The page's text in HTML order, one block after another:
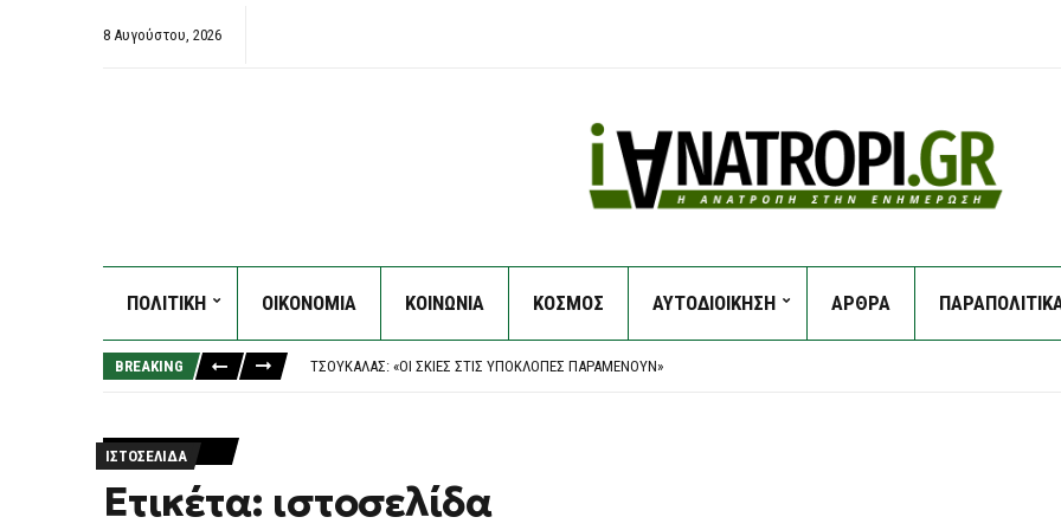
8 Αυγούστου, 2026
ΠΟΛΙΤΙΚΗ ΟΙΚΟΝΟΜΙΑ ΚΟΙΝΩΝΙΑ ΚΟΣΜΟΣ ΑΥΤΟΔΙΟΙΚΗΣΗ ΑΡΘΡΑ
BREAKING
ΝΈΑ ΠΥΡΆ ΚΕΣΣΈ ΣΤΗΝ ΈΝΩΣΗ ΕΙΣΑΓΓΕΛΈΩΝ ΓΙΑ ΤΟ PREDATOR
ΤΣΟΥΚΑΛΆΣ: «ΟΙ ΣΚΙΈΣ ΣΤΙΣ ΥΠΟΚΛΟΠΈΣ ΠΑΡΑΜΈΝΟΥΝ»
ΙΣΤΟΣΕΛΊΔΑ
Ετικέτα: ιστοσελίδα